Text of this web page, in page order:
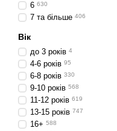
6 630
7 та більше 406
Вік
до 3 років 4
4-6 років 95
6-8 років 330
9-10 років 568
11-12 років 619
13-15 років 747
16+ 588